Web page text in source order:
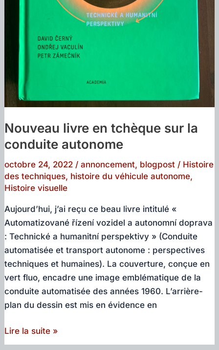
Nouveau livre en tchèque sur la
conduite autonome
octobre 24, 2022 /annoncement, blogpost / Histoire
des techniques, histoire du véhicule autonome,
Histoire visuelle
Aujourd’hui, j’ai reçu ce beau livre intitulé «
Automatizované řízení vozidel a autonomní doprava
: Technické a humanitní perspektivy » (Conduite
automatisée et transport autonome : perspectives
techniques et humaines). La couverture, conçue en
vert fluo, encadre une image emblématique de la
conduite automatisée des années 1960. L’arrière-
plan du dessin est mis en évidence en
Nouveau
livre
Lire la suite »